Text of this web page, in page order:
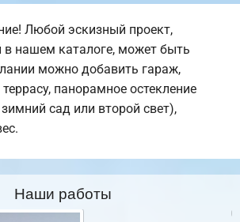
Любой эскизный проект,
в нашем каталоге, может быть
можно добавить гараж,
панорамное остекление
сад или второй свет),
Наши работы